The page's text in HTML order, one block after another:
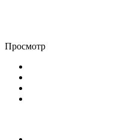
Просмотр